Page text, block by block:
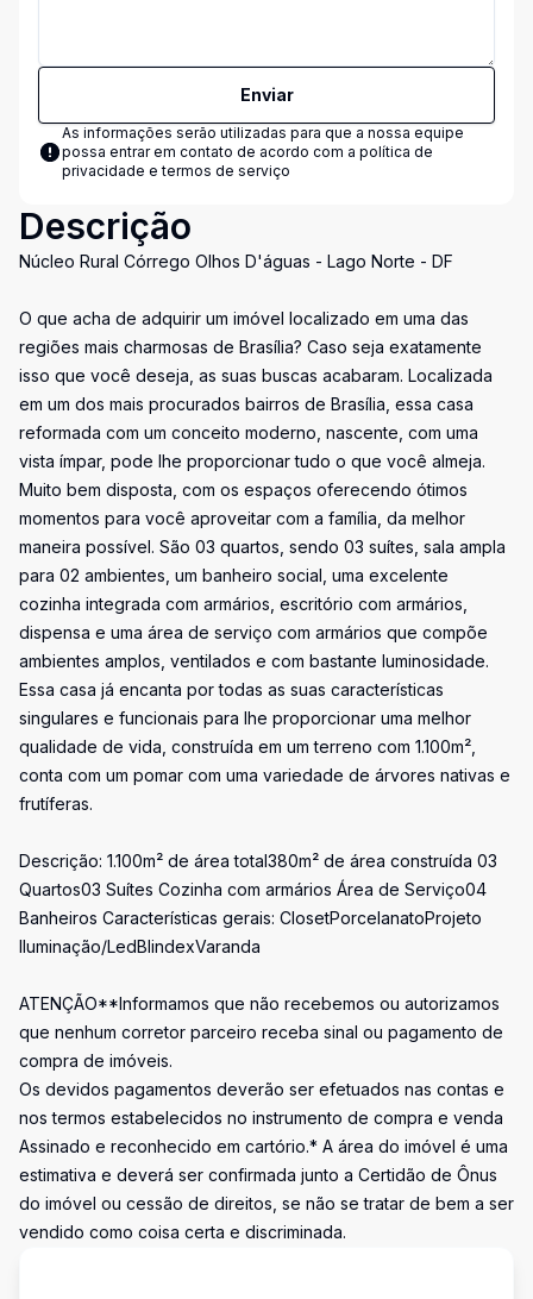
Enviar
As informações serão utilizadas para que a nossa equipe
possa entrar em contato de acordo com a política de
privacidade e termos de serviço
Descrição
Núcleo Rural Córrego Olhos D'águas - Lago Norte - DF
O que acha de adquirir um imóvel localizado em uma das
regiões mais charmosas de Brasília? Caso seja exatamente
isso que você deseja, as suas buscas acabaram. Localizada
em um dos mais procurados bairros de Brasília, essa casa
reformada com um conceito moderno, nascente, com uma
vista ímpar, pode lhe proporcionar tudo o que você almeja.
Muito bem disposta, com os espaços oferecendo ótimos
momentos para você aproveitar com a família, da melhor
maneira possível. São 03 quartos, sendo 03 suítes, sala ampla
para 02 ambientes, um banheiro social, uma excelente
cozinha integrada com armários, escritório com armários,
dispensa e uma área de serviço com armários que compõe
ambientes amplos, ventilados e com bastante luminosidade.
Essa casa já encanta por todas as suas características
singulares e funcionais para lhe proporcionar uma melhor
qualidade de vida, construída em um terreno com 1.100m²,
conta com um pomar com uma variedade de árvores nativas e
frutíferas.
Descrição: 1.100m² de área total380m² de área construída 03
Quartos03 Suítes Cozinha com armários Área de Serviço04
Banheiros Características gerais: ClosetPorcelanatoProjeto
Iluminação/LedBlindexVaranda
ATENÇÃO**Informamos que não recebemos ou autorizamos
que nenhum corretor parceiro receba sinal ou pagamento de
compra de imóveis.
Os devidos pagamentos deverão ser efetuados nas contas e
nos termos estabelecidos no instrumento de compra e venda
Assinado e reconhecido em cartório.* A área do imóvel é uma
estimativa e deverá ser confirmada junto a Certidão de Ônus
do imóvel ou cessão de direitos, se não se tratar de bem a ser
vendido como coisa certa e discriminada.